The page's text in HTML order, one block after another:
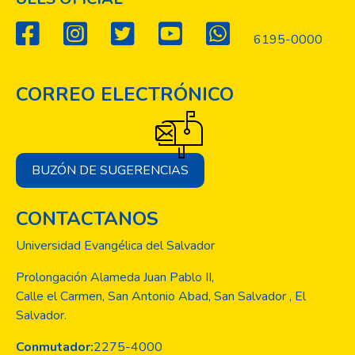
concluye que la sinergia es el efecto más
especialmente en A. baumannii, y que lleva
a muerte bacteriana antes de las 12 h, con
un posterior recrecimiento
6195-0000
CORREO ELECTRÓNICO
BUZÓN DE SUGERENCIAS
CONTACTANOS
Universidad Evangélica del Salvador
Prolongación Alameda Juan Pablo II,
Calle el Carmen, San Antonio Abad, San Salvador , El
Salvador.
Conmutador:2275-4000